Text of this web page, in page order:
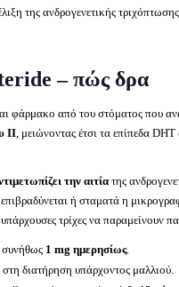
της ανδρογενετικής
– πώς δρα
φάρμακο από του στόματος που
II, μειώνοντας έτσι τα επίπεδα
την αιτία της
ή σταματά η
τρίχες να παραμείνουν
συνήθως 1 mg ημερησίως.
διατήρηση υπάρχοντος μαλλιού.